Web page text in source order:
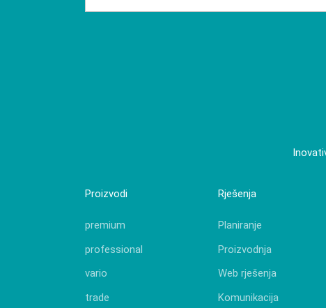
Proizvodi
premium
professional
vario
trade
Rješenja
Planiranje
Proizvodnja
Web rješenja
Komunikacija